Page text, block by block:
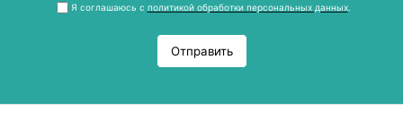
Я соглашаюсь с политикой обработки персональных данных.
Отправить